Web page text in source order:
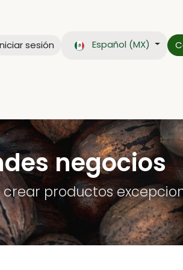
sesión Español (MX)
negocios
productos